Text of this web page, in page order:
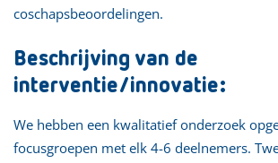
coschapsbeoordelingen.
Beschrijving van de
interventie/innovatie:
We hebben een kwalitatief onderzoek
focusgroepen met elk 4-6 deelnemers.